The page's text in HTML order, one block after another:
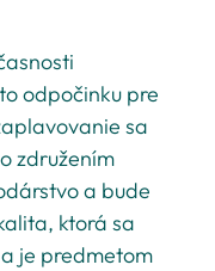
odpočinku pre
sa
združením
a bude
ktorá sa
je predmetom